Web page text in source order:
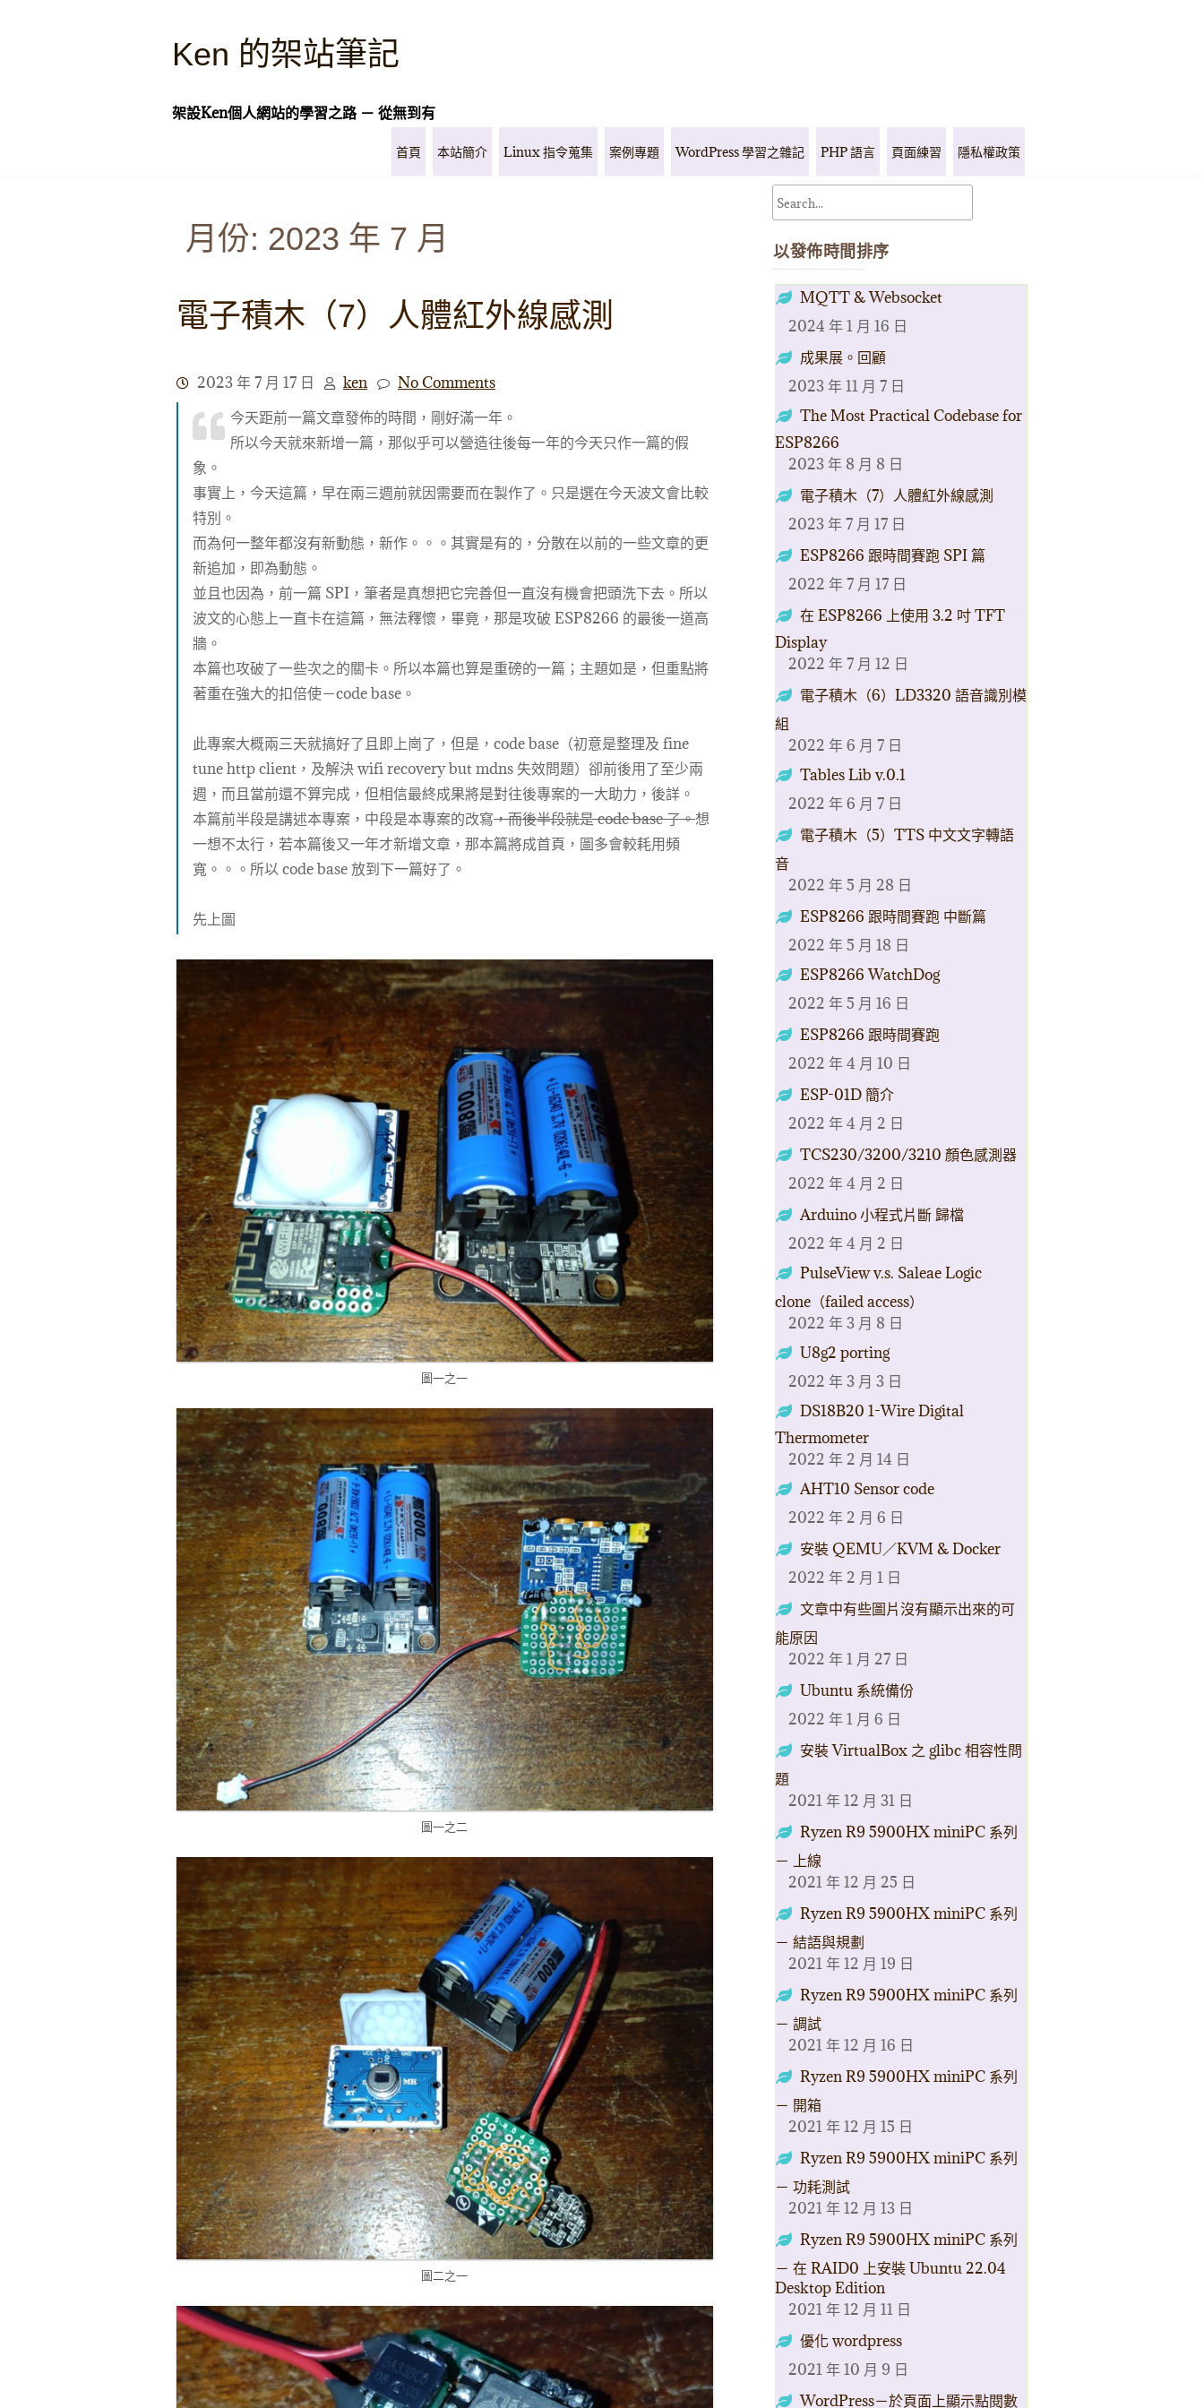
Ken 的架站筆記
架設Ken個人網站的學習之路 － 從無到有
首頁 本站簡介 Linux 指令蒐集 案例專題 WordPress 學習之雜記 PHP 語言 頁面練習 隱私權政策
月份: 2023 年 7 月
電子積木（7）人體紅外線感測
2023 年 7 月 17 日 ken
No Comments
今天距前一篇文章發佈的時間，剛好滿一年。
所以今天就來新增一篇，那似乎可以營造往後每一年的今天只作一篇的假
象。
事實上，今天這篇，早在兩三週前就因需要而在製作了。只是選在今天波文會比較
特別。
而為何一整年都沒有新動態，新作。。。其實是有的，分散在以前的一些文章的更
新追加，即為動態。
並且也因為，前一篇 SPI，筆者是真想把它完善但一直沒有機會把頭洗下去。所以
波文的心態上一直卡在這篇，無法釋懷，畢竟，那是攻破 ESP8266 的最後一道高
牆。
本篇也攻破了一些次之的關卡。所以本篇也算是重磅的一篇；主題如是，但重點將
著重在強大的扣倍使－code base。
此專案大概兩三天就搞好了且即上崗了，但是，code base（初意是整理及 fine
tune http client，及解決 wifi recovery but mdns 失效問題）卻前後用了至少兩
週，而且當前還不算完成，但相信最終成果將是對往後專案的一大助力，後詳。
本篇前半段是講述本專案，中段是本專案的改寫，而後半段就是 code base 了。想
一想不太行，若本篇後又一年才新增文章，那本篇將成首頁，圖多會較耗用頻
寬。。。所以 code base 放到下一篇好了。
先上圖
圖一之一
圖一之二
圖二之一
以發佈時間排序
MQTT & Websocket
2024 年 1 月 16 日
成果展。回顧
2023 年 11 月 7 日
The Most Practical Codebase for
ESP8266
2023 年 8 月 8 日
電子積木（7）人體紅外線感測
2023 年 7 月 17 日
ESP8266 跟時間賽跑 SPI 篇
2022 年 7 月 17 日
在 ESP8266 上使用 3.2 吋 TFT
Display
2022 年 7 月 12 日
電子積木（6）LD3320 語音識別模
組
2022 年 6 月 7 日
Tables Lib v.0.1
2022 年 6 月 7 日
電子積木（5）TTS 中文文字轉語
音
2022 年 5 月 28 日
ESP8266 跟時間賽跑 中斷篇
2022 年 5 月 18 日
ESP8266 WatchDog
2022 年 5 月 16 日
ESP8266 跟時間賽跑
2022 年 4 月 10 日
ESP-01D 簡介
2022 年 4 月 2 日
TCS230/3200/3210 顏色感測器
2022 年 4 月 2 日
Arduino 小程式片斷 歸檔
2022 年 4 月 2 日
PulseView v.s. Saleae Logic
clone（failed access）
2022 年 3 月 8 日
U8g2 porting
2022 年 3 月 3 日
DS18B20 1-Wire Digital
Thermometer
2022 年 2 月 14 日
AHT10 Sensor code
2022 年 2 月 6 日
安裝 QEMU／KVM & Docker
2022 年 2 月 1 日
文章中有些圖片沒有顯示出來的可
能原因
2022 年 1 月 27 日
Ubuntu 系統備份
2022 年 1 月 6 日
安裝 VirtualBox 之 glibc 相容性問
題
2021 年 12 月 31 日
Ryzen R9 5900HX miniPC 系列
－ 上線
2021 年 12 月 25 日
Ryzen R9 5900HX miniPC 系列
－ 結語與規劃
2021 年 12 月 19 日
Ryzen R9 5900HX miniPC 系列
－ 調試
2021 年 12 月 16 日
Ryzen R9 5900HX miniPC 系列
－ 開箱
2021 年 12 月 15 日
Ryzen R9 5900HX miniPC 系列
－ 功耗測試
2021 年 12 月 13 日
Ryzen R9 5900HX miniPC 系列
－ 在 RAID0 上安裝 Ubuntu 22.04
Desktop Edition
2021 年 12 月 11 日
優化 wordpress
2021 年 10 月 9 日
WordPress－於頁面上顯示點閱數